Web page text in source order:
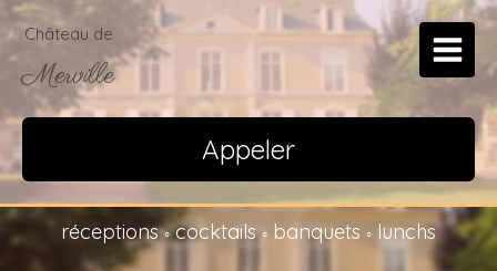
Château de
Merville
Appeler
réceptions◦cocktails ◦ banquets ◦ lunchs